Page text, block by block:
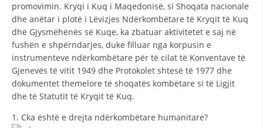
STRUKTURA E ORGANIZATËS
KONTAKT INFORMACIONE
ANËTARËSIMI NË STRUKTURAT PROFESIONALE
promovimin. Kryqi i Kuq i Maqedonisë, si Shoqata nacionale
dhe anëtar i plotë i Lëvizjes Ndërkombëtare të Kryqit të Kuq
dhe Gjysmëhënës së Kuqe, ka zbatuar aktivitetet e saj në
fushën e shpërndarjes, duke filluar nga korpusin e
instrumenteve ndërkombëtare për të cilat të Konventave të
Gjenevës të vitit 1949 dhe Protokolet shtesë të 1977 dhe
dokumentet themelore të shoqatës kombëtare si të Ligjit
dhe të Statutit të Kryqit të Kuq.
1. Cka është e drejta ndërkombëtare humanitare?